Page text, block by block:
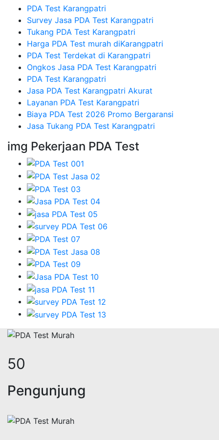
PDA Test Karangpatri
Survey Jasa PDA Test Karangpatri
Tukang PDA Test Karangpatri
Harga PDA Test murah diKarangpatri
PDA Test Terdekat di Karangpatri
Ongkos Jasa PDA Test Karangpatri
PDA Test Karangpatri
Jasa PDA Test Karangpatri Akurat
Layanan PDA Test Karangpatri
Biaya PDA Test 2026 Promo Bergaransi
Jasa Tukang PDA Test Karangpatri
img Pekerjaan PDA Test
62
Pengunjung